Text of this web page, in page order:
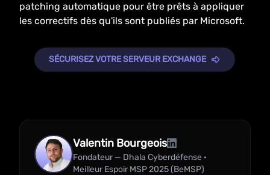
patching automatique pour être prêts à appliquer
les correctifs dès qu'ils sont publiés par Microsoft.
SÉCURISEZ VOTRE SERVEUR EXCHANGE
Valentin Bourgeois
Fondateur — Dhala Cyberdéfense ·
Meilleur Espoir MSP 2025 (BeMSP)